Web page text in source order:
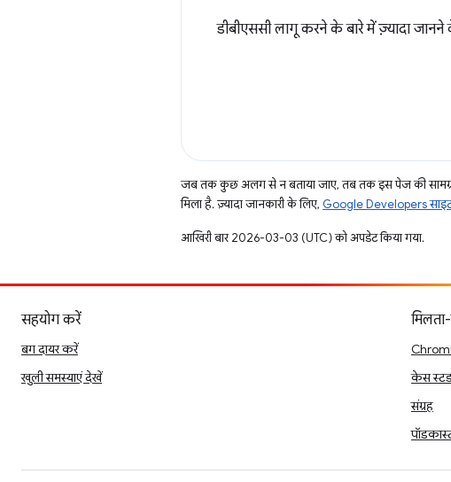
डीबीएससी लागू करने के बारे में ज़्यादा
जब तक कुछ अलग से न बताया जाए, तब तक इस पेज की
मिला है. ज़्यादा जानकारी के लिए, Google Developers साइट
आखिरी बार 2026-03-03 (UTC) को अपडेट किया गया.
सहयोग करें
बग दायर करें
खुली समस्याएं देखें
केस
संग्रह